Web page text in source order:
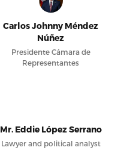
Carlos Johnny Méndez
Núñez
Presidente Cámara de
Representantes
Mr. Eddie López Serrano
Lawyer and political analyst